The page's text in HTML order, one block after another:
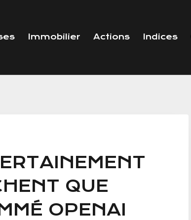
Immobilier Actions Indices
QUE
OPENAI